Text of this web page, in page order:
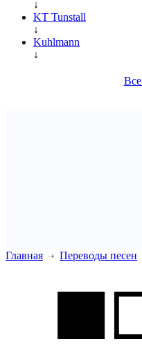
↓
KT Tunstall
↓
Kuhlmann
↓
Все
Главная Переводы песен